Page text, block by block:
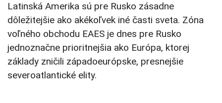
Latinská Amerika sú pre Rusko zásadne
dôležitejšie ako akékoľvek iné časti sveta. Zóna
voľného obchodu EAES je dnes pre Rusko
jednoznačne prioritnejšia ako Európa, ktorej
základy zničili západoeurópske, presnejšie
severoatlantické elity.